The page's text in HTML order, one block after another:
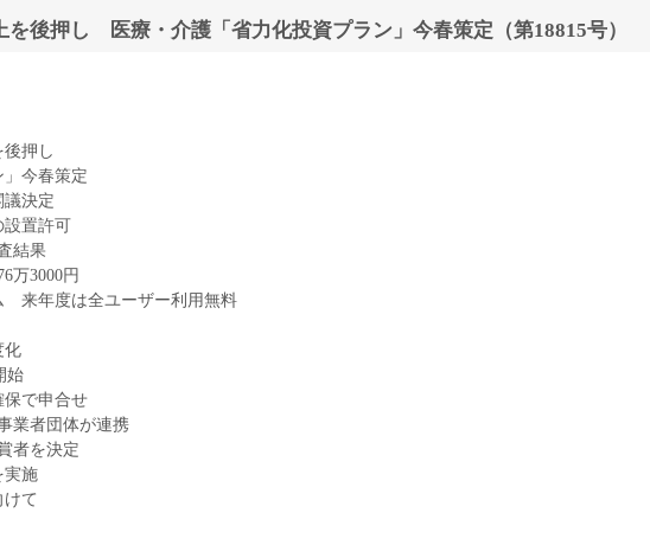
後押し 医療・介護「省力化投資プラン」今春策定（第18815号）
押し
今春策定
決定
設置許可
結果
万3000円
来年度は全ユーザー利用無料
化
始
保で申合せ
業者団体が連携
者を決定
実施
て